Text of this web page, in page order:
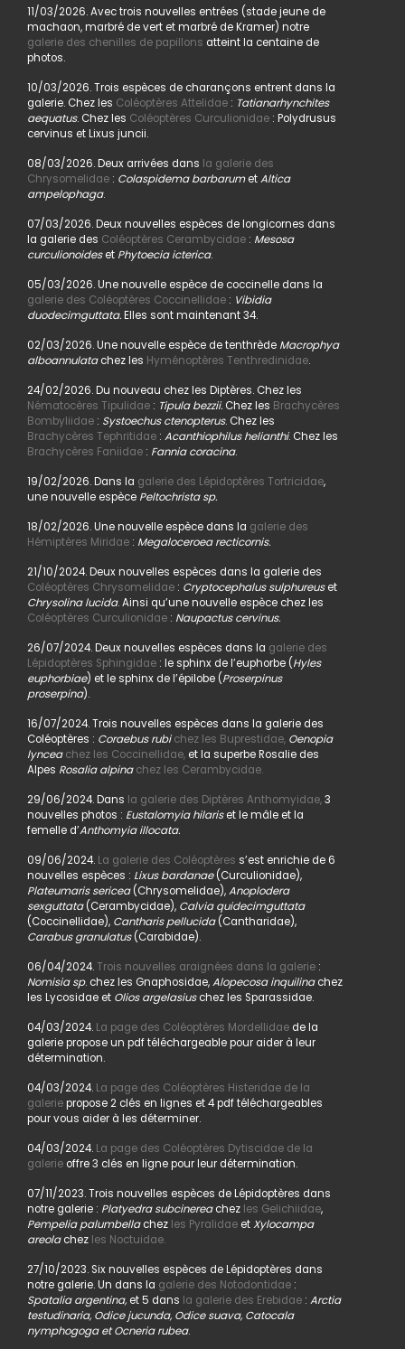
11/03/2026. Avec trois nouvelles entrées (stade jeune de
machaon, marbré de vert et marbré de Kramer) notre
galerie des chenilles de papillons atteint la centaine de
photos.
10/03/2026. Trois espèces de charançons entrent dans la
galerie. Chez les Coléoptères Attelidae: Tatianarhynchites
aequatus. Chez les Coléoptères Curculionidae: Polydrusus
cervinus et Lixus juncii.
08/03/2026. Deux arrivées dans la galerie des
Chrysomelidae: Colaspidema barbarumetAltica
ampelophaga.
07/03/2026. Deux nouvelles espèces de longicornes dans
la galerie des Coléoptères Cerambycidae: Mesosa
curculionoideset Phytoecia icterica.
05/03/2026. Une nouvelle espèce de coccinelle dans la
galerie des Coléoptères Coccinellidae: Vibidia
duodecimguttata.Elles sont maintenant 34.
02/03/2026. Une nouvelle espèce de tenthrède Macrophya
alboannulatachez les Hyménoptères Tenthredinidae.
24/02/2026. Du nouveau chez les Diptères. Chez les
Nématocères Tipulidae: Tipula bezzii. Chez les Brachycères
Bombyliidae: Systoechus ctenopterus. Chez les
Brachycères Tephritidae: Acanthiophilus helianthi. Chez les
Brachycères Faniidae: Fannia coracina.
19/02/2026. Dans la galerie des Lépidoptères Tortricidae,
une nouvelle espèce Peltochrista sp.
18/02/2026. Une nouvelle espèce dans la galerie des
Hémiptères Miridae: Megaloceroea recticornis.
21/10/2024. Deux nouvelles espèces dans la galerie des
Coléoptères Chrysomelidae: Cryptocephalus sulphureuset
Chrysolina lucida. Ainsi qu’une nouvelle espèce chez les
Coléoptères Curculionidae : Naupactus cervinus.
26/07/2024. Deux nouvelles espèces dans la galerie des
Lépidoptères Sphingidae: le sphinx de l’euphorbe (Hyles
euphorbiae) et le sphinx de l’épilobe (Proserpinus
proserpina).
16/07/2024. Trois nouvelles espèces dans la galerie des
Coléoptères : Coraebus rubi chez les Buprestidae, Oenopia
lyncea chez les Coccinellidae,et la superbe Rosalie des
Alpes Rosalia alpina chez les Cerambycidae.
29/06/2024. Dans la galerie des Diptères Anthomyidae,3
nouvelles photos : Eustalomyia hilariset le mâle et la
femelle d’Anthomyia illocata.
09/06/2024.La galerie des Coléoptères s’est enrichie de 6
nouvelles espèces : Lixus bardanae(Curculionidae),
Plateumaris sericea(Chrysomelidae),Anoplodera
sexguttata(Cerambycidae), Calvia quidecimguttata
(Coccinellidae), Cantharis pellucida(Cantharidae),
Carabus granulatus(Carabidae).
06/04/2024.Trois nouvelles araignées dans la galerie:
Nomisia sp. chez les Gnaphosidae,Alopecosa inquilinachez
les Lycosidae et Olios argelasiuschez les Sparassidae.
04/03/2024. La page des Coléoptères Mordellidaede la
galerie propose un pdf téléchargeable pour aider à leur
détermination.
04/03/2024. La page des Coléoptères Histeridae de la
galeriepropose 2 clés en lignes et 4 pdf téléchargeables
pour vous aider à les déterminer.
04/03/2024. La page des Coléoptères Dytiscidae de la
galerieoffre 3 clés en ligne pour leur détermination.
07/11/2023. Trois nouvelles espèces de Lépidoptères dans
notre galerie : Platyedra subcinereachez les Gelichiidae,
Pempelia palumbellachez les PyralidaeetXylocampa
areolachez les Noctuidae.
27/10/2023. Six nouvelles espèces de Lépidoptères dans
notre galerie. Un dans la galerie des Notodontidae:
Spatalia argentina, et 5 dans la galerie des Erebidae: Arctia
testudinaria, Odice jucunda, Odice suava, Catocala
nymphogoga et Ocneria rubea.